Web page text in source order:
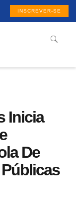
INSCREVER-SE
Inicia
De